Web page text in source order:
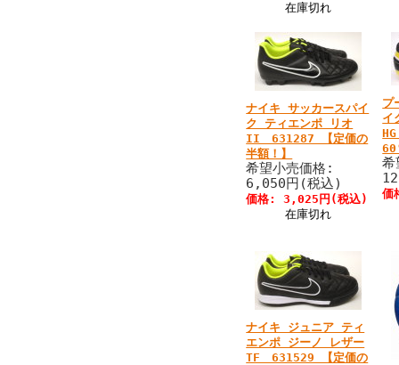
在庫切れ
ナイキ サッカースパイ
ク ティエンポ リオ
II 631287 【定価の
半額！】
希望小売価格:
6,050円(税込)
価格: 3,025円(税込)
在庫切れ
プ
イ
60
価
ナイキ ジュニア ティ
エンポ ジーノ レザー
TF 631529 【定価の